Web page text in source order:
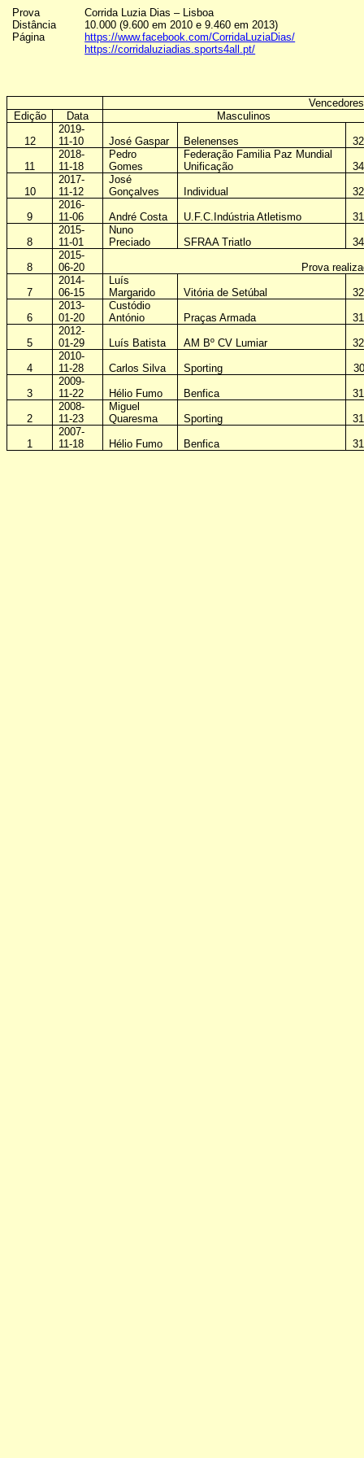
Prova
Corrida Luzia Dias – Lisboa
Distância
10.000 (9.600 em 2010 e 9.460 em 2013)
Página
https://www.facebook.com/CorridaLuziaDias/
https://corridaluziadias.sports4all.pt/
Edição
Data Masculinos
12
2019-
11-10
José Gaspar Belenenses
11
2018-
11-18
Pedro
Gomes
Federação FamiliaPaz Mundial
Unificação
10
2017-
11-12
José
Gonçalves
Individual
9
2016-
11-06
André Costa U.F.C.Indústria Atletismo
8
2015-
11-01
Nuno
Preciado
SFRAA Triatlo
8
2015-
06-20
Prova
7
2014-
06-15
Luís
Margarido
Vitória de Setúbal
6
2013-
01-20
Custódio
António
Praças Armada
5
2012-
01-29
Luís Batista AM Bº CV Lumiar
4
2010-
11-28
Carlos Silva Sporting
3
2009-
11-22
Hélio Fumo Benfica
2
2008-
11-23
Miguel
Quaresma
Sporting
1
2007-
11-18
Hélio Fumo Benfica